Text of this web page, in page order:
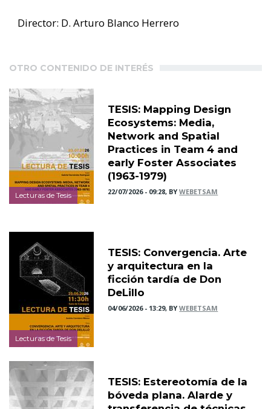
Director: D. Arturo Blanco Herrero
OTRO CONTENIDO DE INTERÉS
Lecturas de Tesis
TESIS: Mapping Design
Ecosystems: Media,
Network and Spatial
Practices in Team 4 and
early Foster Associates
(1963-1979)
22/07/2026 - 09:28, BYWEBETSAM
Lecturas de Tesis
TESIS: Convergencia. Arte
y arquitectura en la
ficción tardía de Don
DeLillo
04/06/2026 - 13:29, BYWEBETSAM
TESIS: Estereotomía de la
bóveda plana. Alarde y